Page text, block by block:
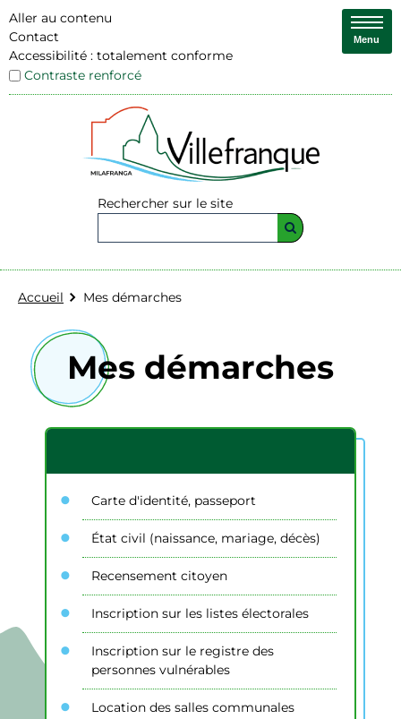
Aller au contenu
Contact
Accessibilité : totalement conforme
Contraste renforcé
Rechercher sur le site
Menu
Accueil Mes démarches
Mes démarches
Carte d'identité, passeport
État civil (naissance, mariage, décès)
Recensement citoyen
Inscription sur les listes électorales
Inscription sur le registre des
personnes vulnérables
Location des salles communales